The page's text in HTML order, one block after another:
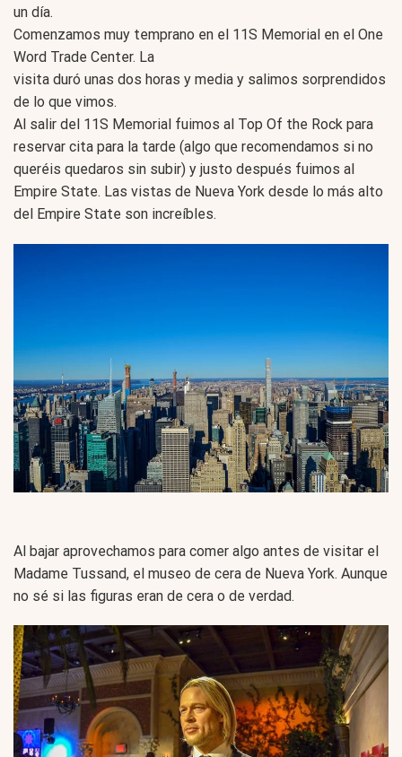
un día.
Comenzamos muy temprano en el 11S Memorial en el One
Word Trade Center. La
visita duró unas dos horas y media y salimos sorprendidos
de lo que vimos.
Al salir del 11S Memorial fuimos al Top Of the Rock para
reservar cita para la tarde (algo que recomendamos si no
queréis quedaros sin subir) y justo después fuimos al
Empire State. Las vistas de Nueva York desde lo más alto
del Empire State son increíbles.
Al bajar aprovechamos para comer algo antes de visitar el
Madame Tussand, el museo de cera de Nueva York. Aunque
no sé si las figuras eran de cera o de verdad.